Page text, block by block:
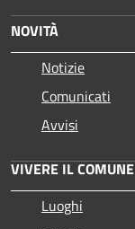
NOVITÀ
Notizie
Comunicati
Avvisi
VIVERE IL COMUNE
Luoghi